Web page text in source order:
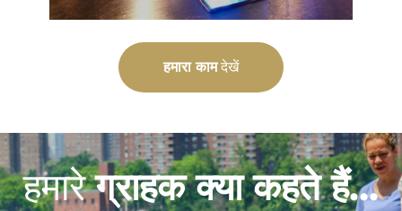
हमारा कामदेखें
हमारेग्राहक क्या कहते हैं...